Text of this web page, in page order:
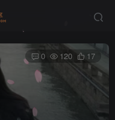
0 120 17